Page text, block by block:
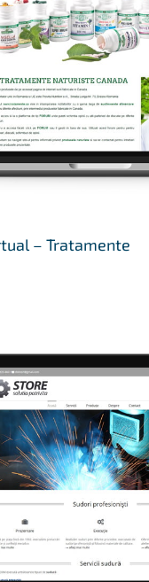
– Tratamente